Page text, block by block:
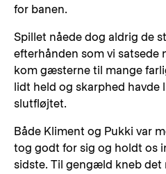
for banen.
Spillet nåede dog aldrig de
efterhånden som vi satsede
kom gæsterne til mange
lidt held og skarphed
slutfløjtet.
Både Kliment og Pukki var
tog godt for sig og holdt os
sidste. Til gengæld kneb